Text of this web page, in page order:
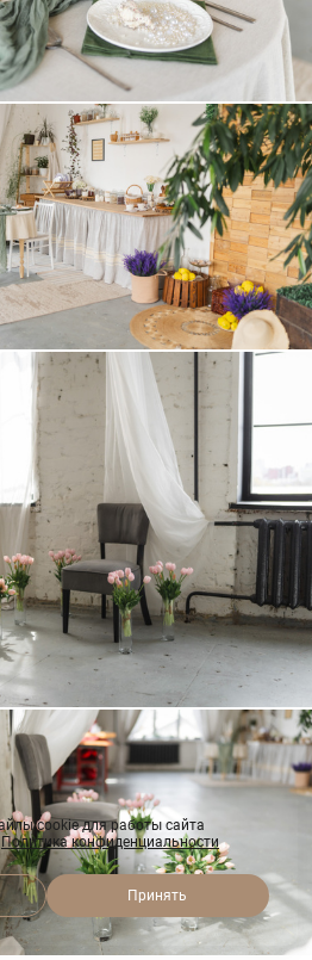
cookie для работы сайта
Политика конфиденциальности
Принять